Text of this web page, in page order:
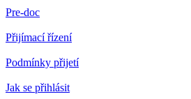
Pre-doc
Přijímací řízení
Podmínky přijetí
Jak se přihlásit